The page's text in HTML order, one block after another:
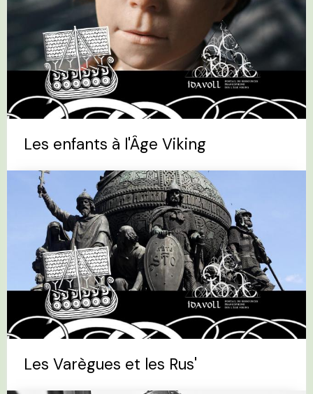
Les enfants à l'Âge Viking
Les Varègues et les Rus'